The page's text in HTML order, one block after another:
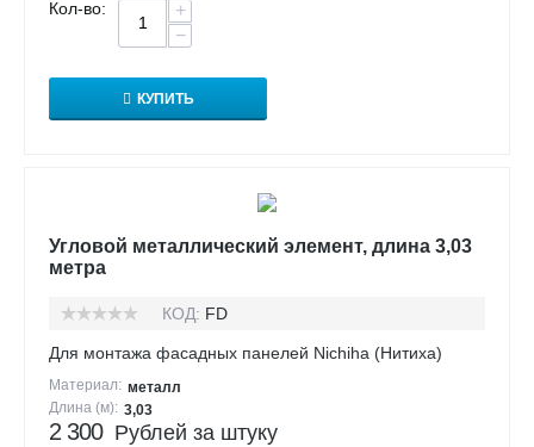
Кол-во:
+
−
КУПИТЬ
Угловой металлический элемент, длина 3,03
метра
КОД: FD
Для монтажа фасадных панелей Nichiha (Нитиха)
Материал: металл
Длина (м): 3,03
2 300 Рублей за штуку